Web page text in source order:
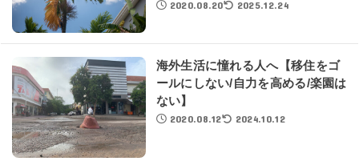
2020.08.20 2025.12.24
海外生活に憧れる人へ【移住をゴ
ールにしない/自力を高める/楽園は
ない】
2020.08.12 2024.10.12